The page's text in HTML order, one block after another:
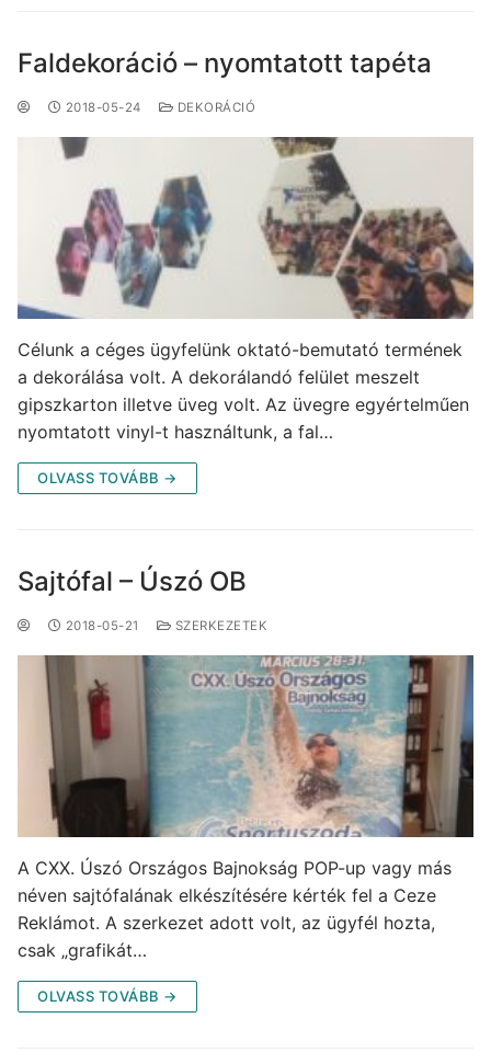
Faldekoráció – nyomtatott tapéta
2018-05-24 DEKORÁCIÓ
Célunk a céges ügyfelünk oktató-bemutató termének
a dekorálása volt. A dekorálandó felület meszelt
gipszkarton illetve üveg volt. Az üvegre egyértelműen
nyomtatott vinyl-t használtunk, a fal…
OLVASS TOVÁBB →
Sajtófal – Úszó OB
2018-05-21 SZERKEZETEK
A CXX. Úszó Országos Bajnokság POP-up vagy más
néven sajtófalának elkészítésére kérték fel a Ceze
Reklámot. A szerkezet adott volt, az ügyfél hozta,
csak „grafikát…
OLVASS TOVÁBB →